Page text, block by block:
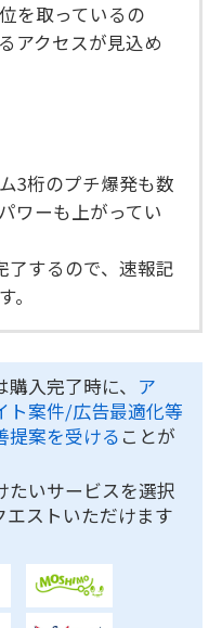
を取っているの
アクセスが見込め
3桁のプチ爆発も数
ワーも上がってい
了するので、速報記
入完了時に、 ア
ト案件/広告最適化等
提案を受ける ことが
たいサービスを選択
エストいただけます